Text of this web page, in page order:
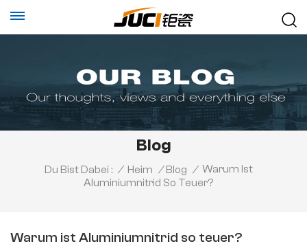
Blog
Du Bist Dabei : / Heim / Blog / Warum Ist
Aluminiumnitrid So Teuer?
Warum ist Aluminiumnitrid so teuer?